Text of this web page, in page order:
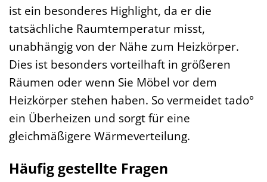
ist ein besonderes Highlight, da er die
tatsächliche Raumtemperatur misst,
unabhängig von der Nähe zum Heizkörper.
Dies ist besonders vorteilhaft in größeren
Räumen oder wenn Sie Möbel vor dem
Heizkörper stehen haben. So vermeidet tado°
ein Überheizen und sorgt für eine
gleichmäßigere Wärmeverteilung.
Häufig gestellte Fragen